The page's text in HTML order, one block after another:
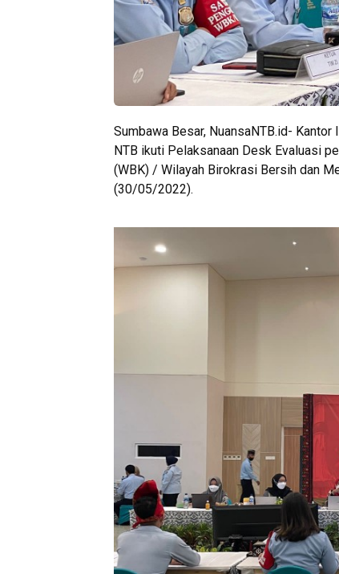
Sumbawa Besar, NuansaNTB.id-
NTB ikuti Pelaksanaan Desk Evaluasi
(WBK) / Wilayah Birokrasi Bersih dan
(30/05/2022).